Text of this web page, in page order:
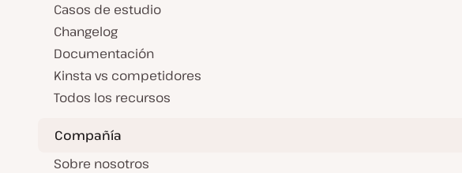
Casos de estudio
Changelog
Documentación
Kinsta vs competidores
Todos los recursos
Compañía
Sobre nosotros